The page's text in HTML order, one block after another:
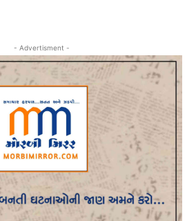
- Advertisment -